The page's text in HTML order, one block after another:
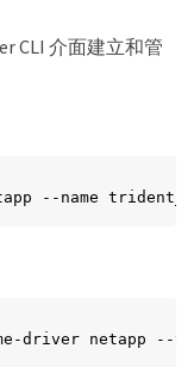
CLI 介面建立和管
--name trident_1
driver netapp --